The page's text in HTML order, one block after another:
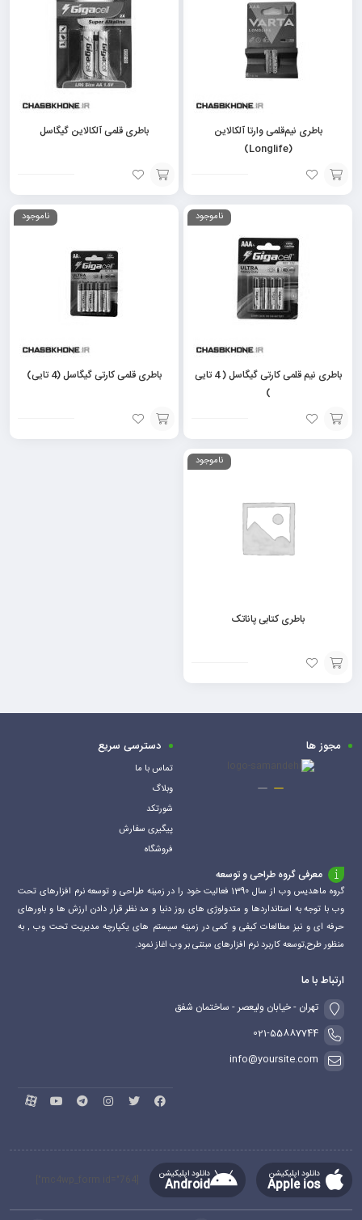
باطری نیم‌قلمی وارتا آلکالاین
(Longlife)
افزودن
باطری قلمی آلکالاین گیگاسل
افزودن
ناموجود
باطری نیم قلمی کارتی گیگاسل ( 4 تایی
)
افزودن
ناموجود
باطری قلمی کارتی گیگاسل (4 تایی)
افزودن
ناموجود
باطری کتابی پاناتک
افزودن
به
مجوز ها دسترسی سریع
تماس با ما
وبلاگ
شورتکد
پیگیری سفارش
فروشگاه
معرفی گروه طراحی و توسعه
گروه ماهدیس وب از سال 1390 فعالیت خود را در زمینه طراحی و توسعه نرم افزارهای تحت
وب با توجه به استانداردها و متدولوژی های روز دنیا و مد نظر قرار دادن ارزش ها و باورهای
حرفه ای و نیز مطالعات کیفی و کمی در زمینه سیستم های یکپارچه مدیریت تحت وب , به
منظور طرح,توسعه کاربرد نرم افزارهای مبتنی بر وب اغاز نمود.
ارتباط با ما
تهران - خیابان ولیعصر - ساختمان شفق
021-55887744
info@yoursite.com
دانلود اپلیکیشن
Apple ios
دانلود اپلیکیشن
Android